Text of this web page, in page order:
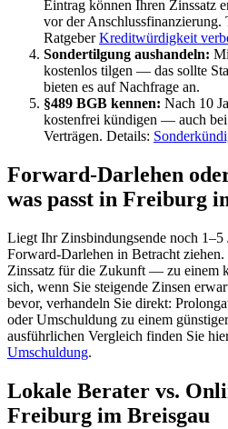
Eintrag können Ihren Zinssatz
vor der Anschlussfinanzierung.
RatgeberKreditwürdigkeit
Sondertilgung aushandeln:
kostenlos tilgen — das sollte
bieten es auf Nachfrage an.
§489 BGB kennen: Nach 10
kostenfrei kündigen — auch bei
Verträgen. Details:
Forward-Darlehen
was passt in Freiburg
Liegt Ihr Zinsbindungsende noch 1–5
Forward-Darlehen in Betracht ziehen.
Zinssatz für die Zukunft — zu einem
sich, wenn Sie steigende Zinsen
bevor, verhandeln Sie direkt:
oder Umschuldung zu einem
ausführlichen Vergleich finden Sie
Umschuldung.
Lokale Berater vs.
Freiburg im Breisgau